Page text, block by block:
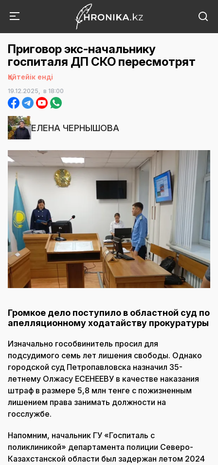
Приговор экс-начальнику
госпиталя ДП СКО пересмотрят
Қайтейік енді
19.12.2025, в 18:00
ЕЛЕНА ЧЕРНЫШОВА
Громкое дело поступило в областной суд по
апелляционному ходатайству прокуратуры
Изначально гособвинитель просил для
подсудимого семь лет лишения свободы. Однако
городской суд Петропавловска назначил 35-
летнему Олжасу ЕСЕНЕЕВУ в качестве наказания
штраф в размере 5,8 млн тенге с пожизненным
лишением права занимать должности на
госслужбе.
Напомним, начальник ГУ «Госпиталь с
поликлиникой» департамента полиции Северо-
Казахстанской области был задержан летом 2024